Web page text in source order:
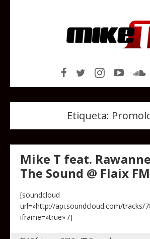
Etiqueta:
Mike T feat.
The Sound @ Flaix FM
[soundcloud
url=»http://api.soundcloud.com/tracks/
iframe=»true» /]